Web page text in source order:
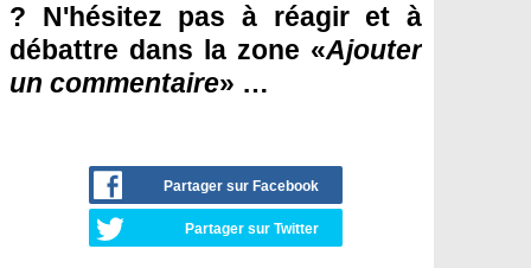
? N'hésitez pas à réagir et à
débattre dans la zone «Ajouter
un commentaire» …
Partager sur Facebook
Partager sur Twitter